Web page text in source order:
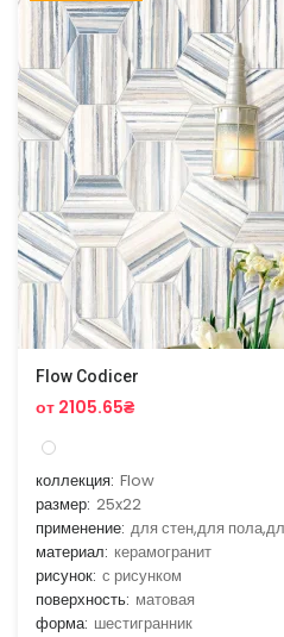
Flow Codicer
от 2105.65₴
коллекция: Flow
размер: 25x22
применение: для стен,для
материал: керамогранит
рисунок: с рисунком
поверхность: матовая
форма: шестигранник